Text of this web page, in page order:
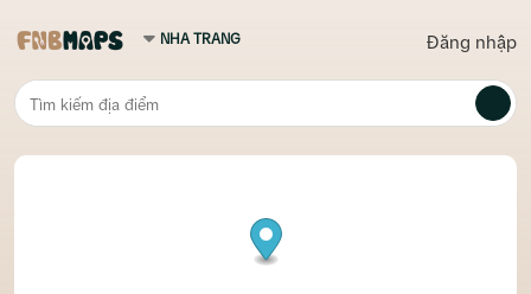
Đăng nhập